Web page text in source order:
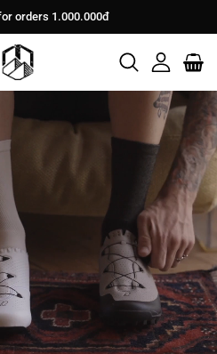
orders 1.000.000đ